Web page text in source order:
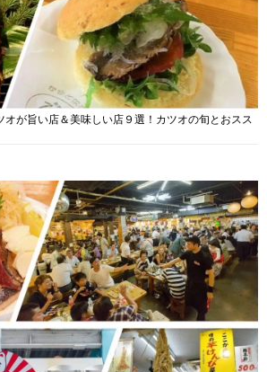
オが旨い店＆美味しい店９選！カツオの旬とおスス